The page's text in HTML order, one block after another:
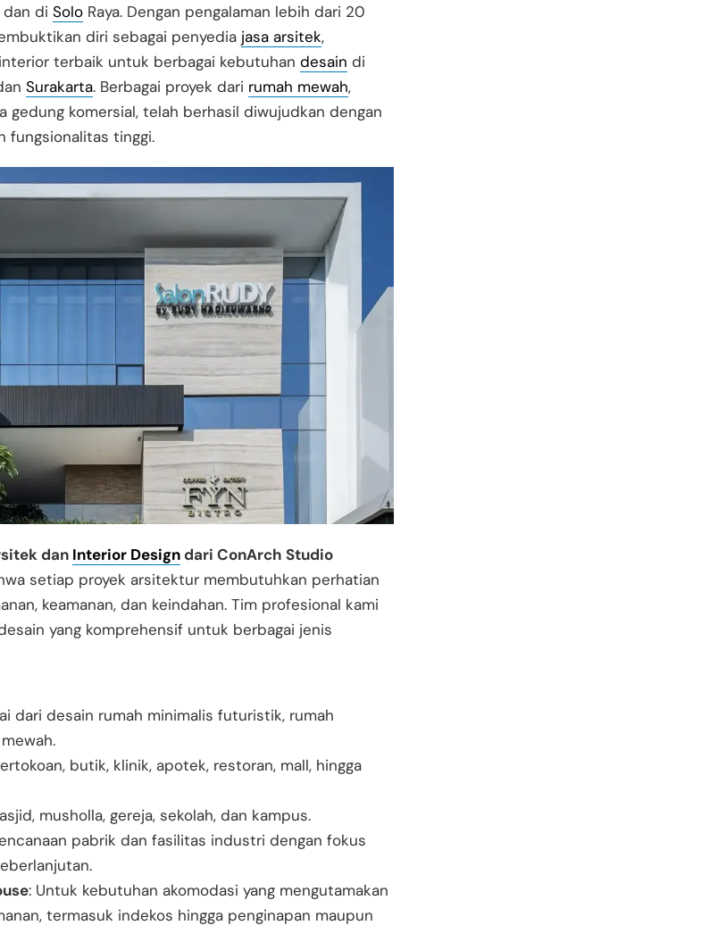
di Solo Raya. Dengan pengalaman lebih dari 20
diri sebagai penyedia jasa arsitek,
terbaik untuk berbagai kebutuhan desain di
Surakarta. Berbagai proyek dari rumah mewah,
gedung komersial, telah berhasil diwujudkan dengan
fungsionalitas tinggi.
dan Interior Design dari ConArch Studio
setiap proyek arsitektur membutuhkan perhatian
keamanan, dan keindahan. Tim profesional kami
yang komprehensif untuk berbagai jenis
dari desain rumah minimalis futuristik, rumah
butik, klinik, apotek, restoran, mall, hingga
musholla, gereja, sekolah, dan kampus.
pabrik dan fasilitas industri dengan fokus
: Untuk kebutuhan akomodasi yang mengutamakan
termasuk indekos hingga penginapan maupun